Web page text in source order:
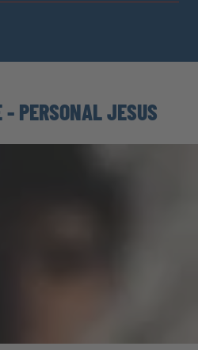
- PERSONAL JESUS